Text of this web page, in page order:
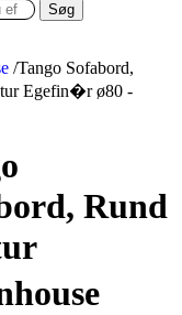
Søg
/Tango Sofabord,
Egefin�r ø80 -
Rund